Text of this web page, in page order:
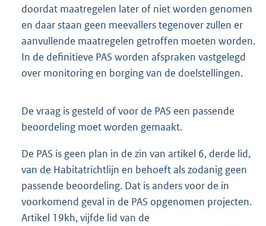
doordat maatregelen later of niet worden genomen
en daar staan geen meevallers tegenover zullen er
aanvullende maatregelen getroffen moeten worden.
In de definitieve PAS worden afspraken vastgelegd
over monitoring en borging van de doelstellingen.
De vraag is gesteld of voor de PAS een passende
beoordeling moet worden gemaakt.
De PAS is geen plan in de zin van artikel 6, derde lid,
van de Habitatrichtlijn en behoeft als zodanig geen
passende beoordeling. Dat is anders voor de in
voorkomend geval in de PAS opgenomen projecten.
Artikel 19kh, vijfde lid van de